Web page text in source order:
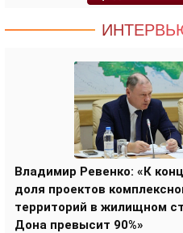
Владимир Ревенко: «К
доля проектов
территорий в жилищном
Дона превысит 90%»